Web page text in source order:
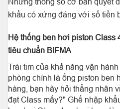
khẩu có xứng đáng với số tiền
Hệ thống ben hơi piston Class
tiêu chuẩn BIFMA
Trái tim của khả năng vận
phòng chính là ống piston ben
hàng, bạn hãy hỏi thẳng nhân
đạt Class mấy?" Ghế nhập